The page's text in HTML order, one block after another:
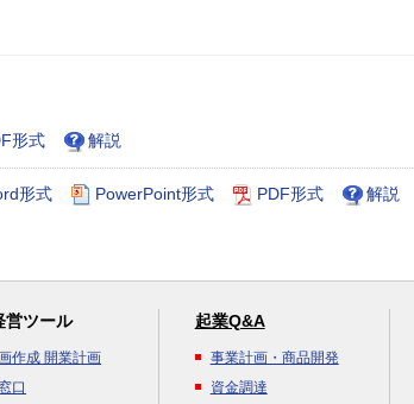
形式 解説
形式 PowerPoint形式 PDF形式 解説
営ツール
作成 開業計画
口
起業Q&A
事業計画・商品開発
資金調達